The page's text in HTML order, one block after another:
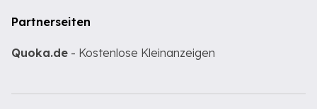
Partnerseiten
Quoka.de - Kostenlose Kleinanzeigen